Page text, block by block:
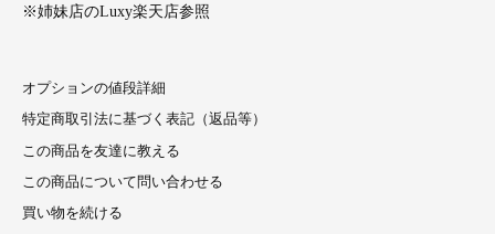
※姉妹店のLuxy楽天店参照
オプションの値段詳細
特定商取引法に基づく表記（返品等）
この商品を友達に教える
この商品について問い合わせる
買い物を続ける